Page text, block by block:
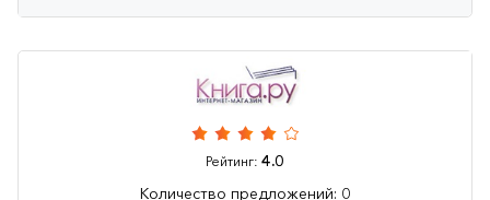
Рейтинг: 4.0
Количество предложений: 0